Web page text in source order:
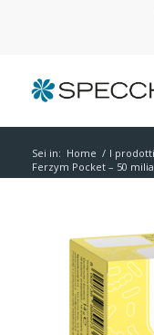
Sei in: Home / I
Ferzym Pocket – 50